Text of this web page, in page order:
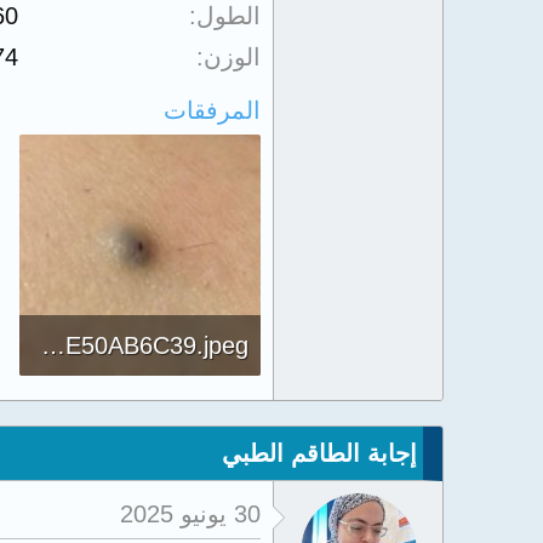
الطول
الوزن
المرفقات
A1114EC4-C670-4CF7-8402-B4EE50AB6C39.jpeg
930.8 KB · المشاهدات: 754
إجابة الطاقم الطبي
30 يونيو 2025